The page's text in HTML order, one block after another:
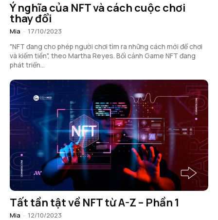
Ý nghĩa của NFT và cách cuộc chơi
thay đổi
Mia - 17/10/2023
"NFT đang cho phép người chơi tìm ra những cách mới để chơi
và kiếm tiền", theo Martha Reyes. Bối cảnh Game NFT đang
phát triển...
Tất tần tật về NFT từ A-Z – Phần 1
Mia - 12/10/2023